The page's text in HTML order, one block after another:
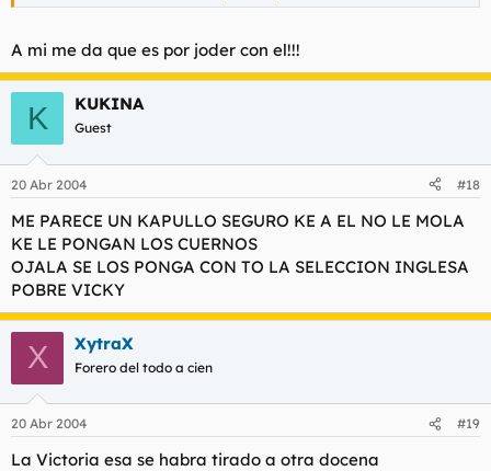
le puso los cuernos con esa??
A mi me da que es por joder con el!!!
K KUKINA
Guest
20 Abr 2004 #18
ME PARECE UN KAPULLO SEGURO KE A EL NO LE MOLA
KE LE PONGAN LOS CUERNOS
OJALA SE LOS PONGA CON TO LA SELECCION INGLESA
POBRE VICKY
X XytraX
Forero del todo a cien
20 Abr 2004 #19
La Victoria esa se habra tirado a otra docena